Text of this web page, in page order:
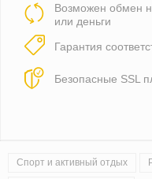
Возможен обмен
или деньги
Гарантия
Безопасные SSL
Спорт и активный отдых